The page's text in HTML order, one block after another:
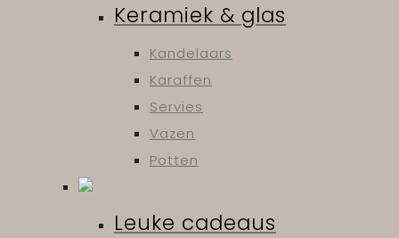
Keramiek & glas
Kandelaars
Karaffen
Servies
Vazen
Potten
Leuke cadeaus